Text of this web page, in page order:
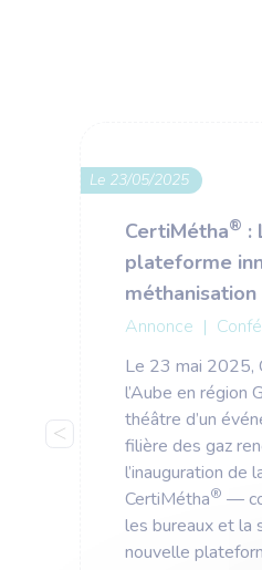
Le 23/05/2025
CertiMétha® :
plateforme
Annonce |
Le 23 mai 2025,
l’Aube en région
théâtre d’un
filière des gaz
l’inauguration de
CertiMétha® —
les bureaux et la
nouvelle